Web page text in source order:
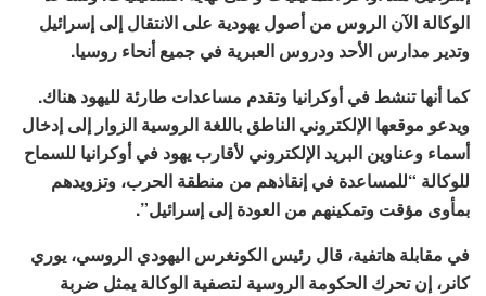
الوكالة الآن الروس من أصول يهودية على الانتقال إلى إسرائيل
وتدير مدارس الأحد ودروس العبرية في جميع أنحاء روسيا.
كما أنها تنشط في أوكرانيا وتقدم مساعدات طارئة لليهود هناك.
ويدعو موقعها الإلكتروني الناطق باللغة الروسية الزوار إلى إدخال
أسماء وعناوين البريد الإلكتروني لأقارب يهود في أوكرانيا للسماح
للوكالة “للمساعدة في إنقاذهم من منطقة الحرب، وتزويدهم
بمأوى مؤقت وتمكينهم من العودة إلى إسرائيل”.
في مقابلة هاتفية، قال رئيس الكونغرس اليهودي الروسي، يوري
كانر، إن تحرك الحكومة الروسية لتصفية الوكالة يمثل ضربة